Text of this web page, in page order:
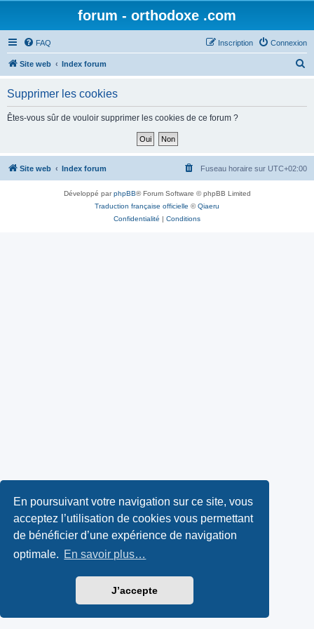
En poursuivant votre navigation sur ce site, vous
acceptez l’utilisation de cookies vous permettant
de bénéficier d’une expérience de navigation
optimale. En savoir plus…
J’accepte
forum - orthodoxe .com
FAQ Connexion
Inscription
Site web Index forum
h
Supprimer les cookies
Êtes-vous sûr de vouloir supprimer les cookies de ce forum ?
Site web Index forum Fuseau horaire sur UTC+02:00
Développé parphpBB® Forum Software © phpBB Limited
Traduction française officielle ©Qiaeru
Confidentialité | Conditions